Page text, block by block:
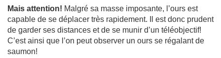
Mais attention! Malgré sa masse imposante, l’ours est
capable de se déplacer très rapidement. Il est donc prudent
de garder ses distances et de se munir d’un téléobjectif!
C’est ainsi que l’on peut observer un ours se régalant de
saumon!